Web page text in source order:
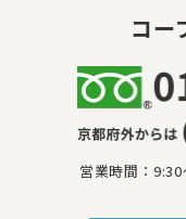
コー
営業時間：